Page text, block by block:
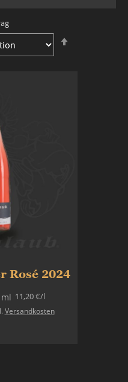
Rosé 2024
Versandkosten
11,20 €/l